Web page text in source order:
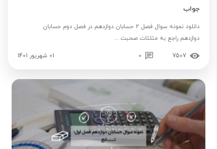
جواب
دانلود نمونه سوال فصل 2 حسابان دوازدهم در فصل دوم حسابان
دوازدهم راجع به مثلثات صحبت ...
7507
0 01 شهریور 1401